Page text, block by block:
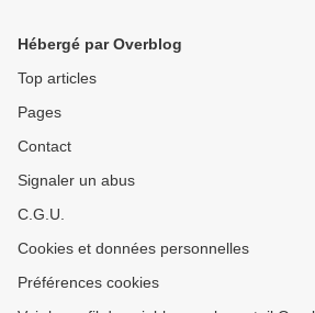
Hébergé par Overblog
Top articles
Pages
Contact
Signaler un abus
C.G.U.
Cookies et données personnelles
Préférences cookies